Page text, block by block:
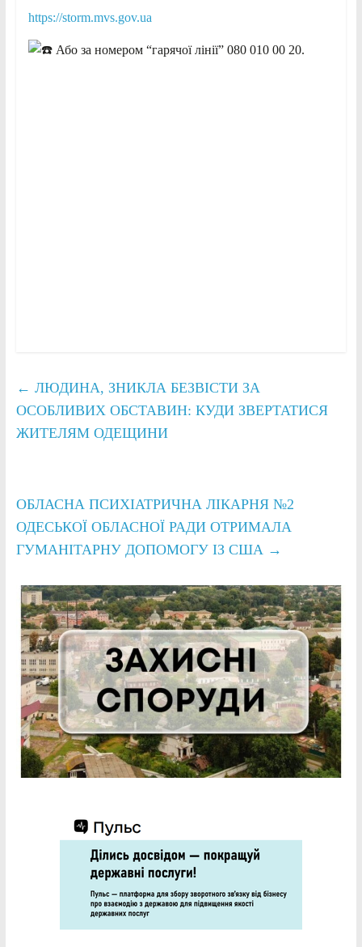
https://storm.mvs.gov.ua
Або за номером “гарячої лінії” 080 010 00 20.
← ЛЮДИНА, ЗНИКЛА БЕЗВІСТИ ЗА
ОСОБЛИВИХ ОБСТАВИН: КУДИ ЗВЕРТАТИСЯ
ЖИТЕЛЯМ ОДЕЩИНИ
ОБЛАСНА ПСИХІАТРИЧНА ЛІКАРНЯ №2
ОДЕСЬКОЇ ОБЛАСНОЇ РАДИ ОТРИМАЛА
ГУМАНІТАРНУ ДОПОМОГУ ІЗ США →